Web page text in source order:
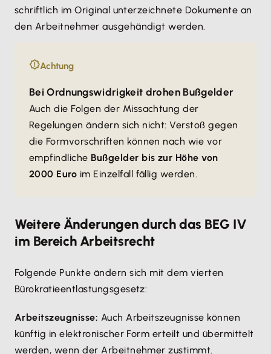
schriftlich im Original unterzeichnete Dokumente an
den Arbeitnehmer ausgehändigt werden.
Achtung
Bei Ordnungswidrigkeit drohen Bußgelder
Auch die Folgen der Missachtung der
Regelungen ändern sich nicht: Verstoß gegen
die Formvorschriften können nach wie vor
empfindliche Bußgelder bis zur Höhe von
2000 Euro im Einzelfall fällig werden.
Weitere Änderungen durch das BEG IV
im Bereich Arbeitsrecht
Folgende Punkte ändern sich mit dem vierten
Bürokratieentlastungsgesetz:
Arbeitszeugnisse: Auch Arbeitszeugnisse können
künftig in elektronischer Form erteilt und übermittelt
werden, wenn der Arbeitnehmer zustimmt.